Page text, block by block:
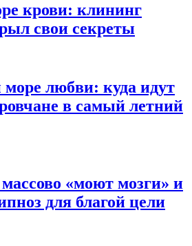
крови: клининг
свои секреты
любви: куда идут
в самый летний
«моют мозги» и
для благой цели